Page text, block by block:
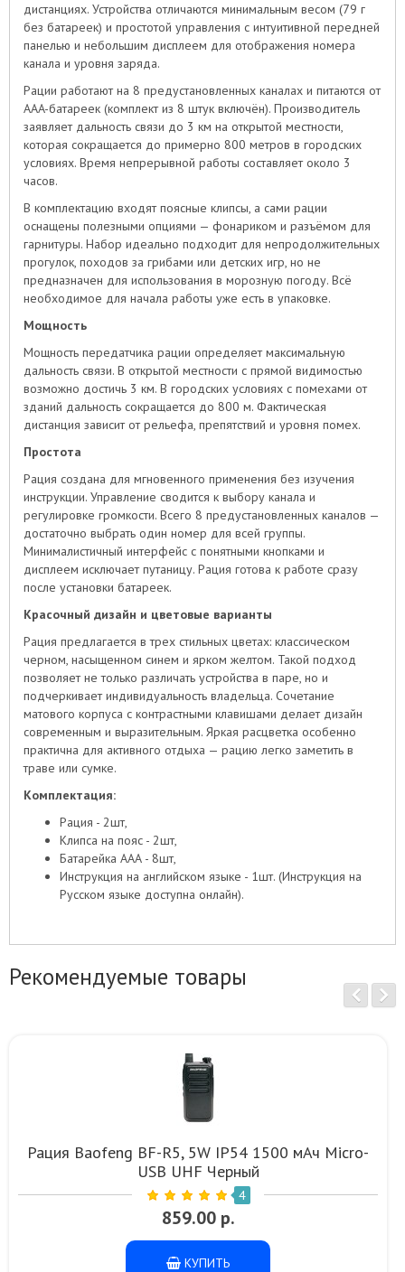
дистанциях. Устройства отличаются минимальным весом (79 г
без батареек) и простотой управления с интуитивной передней
панелью и небольшим дисплеем для отображения номера
канала и уровня заряда.
Рации работают на 8 предустановленных каналах и питаются от
AAA-батареек (комплект из 8 штук включён). Производитель
заявляет дальность связи до 3 км на открытой местности,
которая сокращается до примерно 800 метров в городских
условиях. Время непрерывной работы составляет около 3
часов.
В комплектацию входят поясные клипсы, а сами рации
оснащены полезными опциями — фонариком и разъёмом для
гарнитуры. Набор идеально подходит для непродолжительных
прогулок, походов за грибами или детских игр, но не
предназначен для использования в морозную погоду. Всё
необходимое для начала работы уже есть в упаковке.
Мощность
Мощность передатчика рации определяет максимальную
дальность связи. В открытой местности с прямой видимостью
возможно достичь 3 км. В городских условиях с помехами от
зданий дальность сокращается до 800 м. Фактическая
дистанция зависит от рельефа, препятствий и уровня помех.
Простота
Рация создана для мгновенного применения без изучения
инструкции. Управление сводится к выбору канала и
регулировке громкости. Всего 8 предустановленных каналов —
достаточно выбрать один номер для всей группы.
Минималистичный интерфейс с понятными кнопками и
дисплеем исключает путаницу. Рация готова к работе сразу
после установки батареек.
Красочный дизайн и цветовые варианты
Рация предлагается в трех стильных цветах: классическом
черном, насыщенном синем и ярком желтом. Такой подход
позволяет не только различать устройства в паре, но и
подчеркивает индивидуальность владельца. Сочетание
матового корпуса с контрастными клавишами делает дизайн
современным и выразительным. Яркая расцветка особенно
практична для активного отдыха — рацию легко заметить в
траве или сумке.
Комплектация:
Рация - 2шт,
Клипса на пояс - 2шт,
Батарейка ААА - 8шт,
Инструкция на английском языке - 1шт. (Инструкция на
Русском языке доступна онлайн).
Рекомендуемые товары
Рация Baofeng BF-R5, 5W IP54 1500 мАч Micro-
USB UHF Черный
4
859.00 р.
КУПИТЬ